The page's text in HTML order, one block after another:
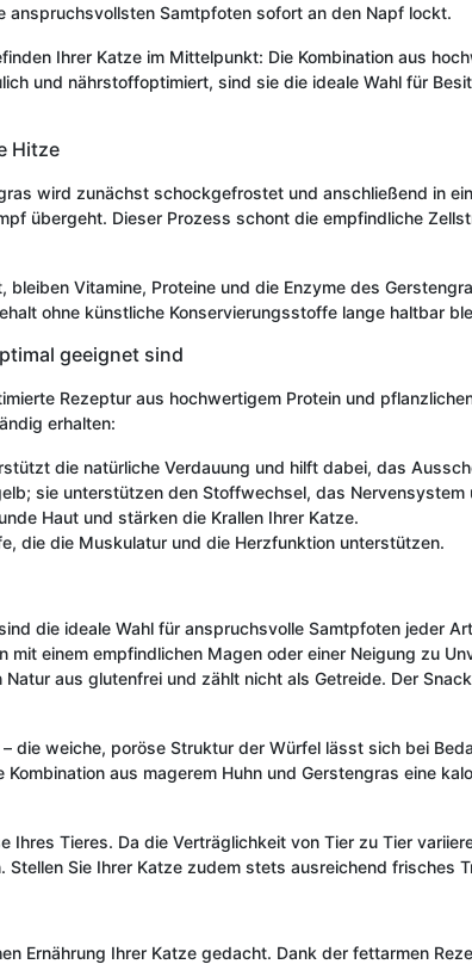
Samtpfoten sofort an den Napf lockt.
Ihrer Katze im Mittelpunkt: Die Kombination aus
und nährstoffoptimiert, sind sie die ideale Wahl für
Hitze
wird zunächst schockgefrostet und anschließend in
übergeht. Dieser Prozess schont die empfindliche
Vitamine, Proteine und die Enzyme des
ohne künstliche Konservierungsstoffe lange haltbar
geeignet sind
Rezeptur aus hochwertigem Protein und
erhalten:
die natürliche Verdauung und hilft dabei, das
sie unterstützen den Stoffwechsel, das Nervensystem
Haut und stärken die Krallen Ihrer Katze.
die die Muskulatur und die Herzfunktion unterstützen.
die ideale Wahl für anspruchsvolle Samtpfoten jeder
einem empfindlichen Magen oder einer Neigung zu
aus glutenfrei und zählt nicht als Getreide. Der
die weiche, poröse Struktur der Würfel lässt sich bei
aus magerem Huhn und Gerstengras eine
Ihres Tieres. Da die Verträglichkeit von Tier zu Tier
Stellen Sie Ihrer Katze zudem stets ausreichend frisches
Ernährung Ihrer Katze gedacht. Dank der fettarmen